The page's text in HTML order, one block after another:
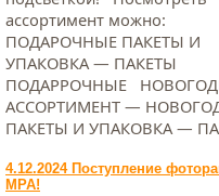
ассортимент можно:
ПОДАРОЧНЫЕ ПАКЕТЫ И
УПАКОВКА — ПАКЕТЫ
ПОДАРРОЧНЫЕ
АССОРТИМЕНТ —
ПАКЕТЫ И УПАКОВКА —
4.12.2024 Поступление
МРА!